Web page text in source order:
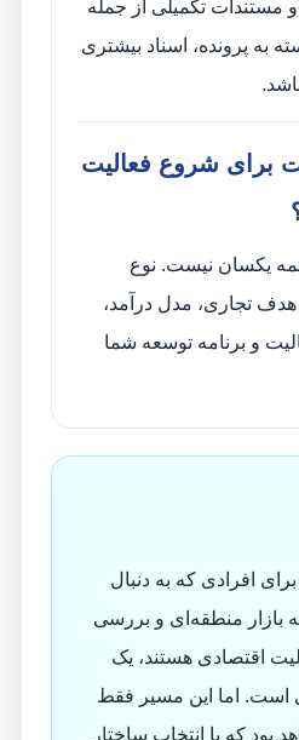
مستندات تکمیلی از جمله
به پرونده، اسناد بیشتری
برای شروع فعالیت
یکسان نیست. نوع
تجاری، مدل درآمد،
و برنامه توسعه شما
برای افرادی که به دنبال
بازار منطقه‌ای و بررسی
اقتصادی هستند، یک
است. اما این مسیر فقط
بود که با انتخاب ساختار